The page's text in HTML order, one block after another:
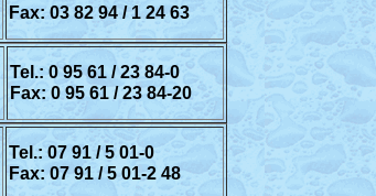
Fax: 03 82 94 / 1 24 63
Tel.: 0 95 61 / 23 84-0
Fax: 0 95 61 / 23 84-20
Tel.: 07 91 / 5 01-0
Fax: 07 91 / 5 01-2 48